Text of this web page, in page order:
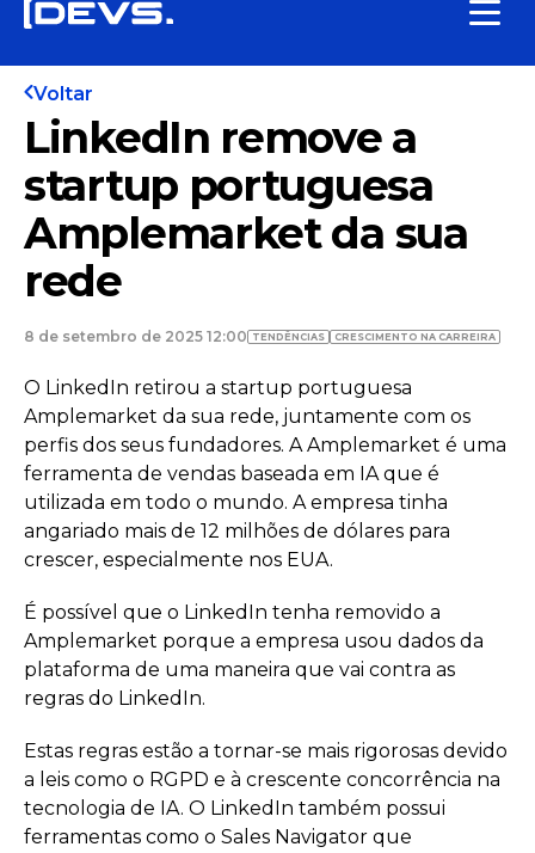
Voltar
LinkedIn remove a
startup portuguesa
Amplemarket da sua
rede
8 de setembro de 2025 12:00 TENDÊNCIAS CRESCIMENTO NA CARREIRA
O LinkedIn retirou a startup portuguesa
Amplemarket da sua rede, juntamente com os
perfis dos seus fundadores. A Amplemarket é uma
ferramenta de vendas baseada em IA que é
utilizada em todo o mundo. A empresa tinha
angariado mais de 12 milhões de dólares para
crescer, especialmente nos EUA.
É possível que o LinkedIn tenha removido a
Amplemarket porque a empresa usou dados da
plataforma de uma maneira que vai contra as
regras do LinkedIn.
Estas regras estão a tornar-se mais rigorosas devido
a leis como o RGPD e à crescente concorrência na
tecnologia de IA. O LinkedIn também possui
ferramentas como o Sales Navigator que